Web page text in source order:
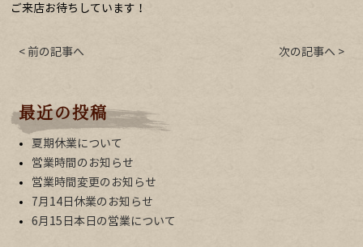
ご来店お待ちしています！
< 前の記事へ 次の記事へ >
最近の投稿
夏期休業について
営業時間のお知らせ
営業時間変更のお知らせ
7月14日休業のお知らせ
6月15日本日の営業について